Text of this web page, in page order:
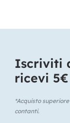
Iscriviti
ricevi
*Acquisto
contanti.